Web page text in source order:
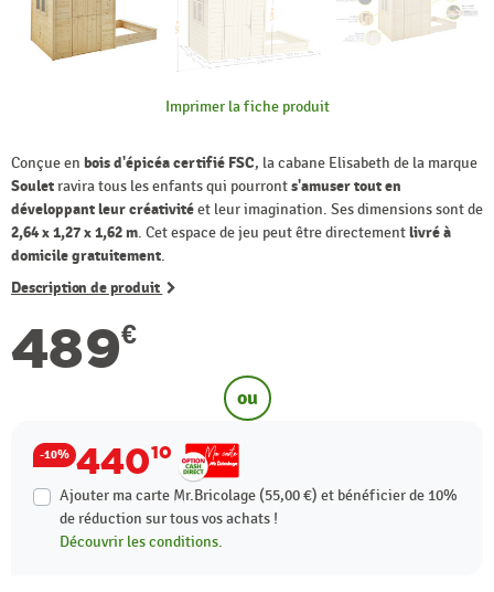
Imprimer la fiche produit
Conçue en bois d'épicéa certifié FSC, la cabane Elisabeth de la marque
Souletravira tous les enfants qui pourronts'amuser tout en
développant leur créativitéet leur imagination. Ses dimensions sont de
2,64 x 1,27 x 1,62 m. Cet espace de jeu peut être directementlivré à
domicile gratuitement.
Description de produit
489€
ou
-10% 44010
Ajouter ma carte Mr.Bricolage (55,00 €) et bénéficier de 10%
de réduction sur tous vos achats !
Découvrir les conditions.